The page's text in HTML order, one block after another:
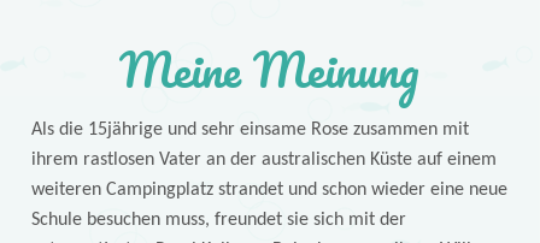
Meine Meinung
Als die 15jährige und sehr einsame Rose zusammen mit
ihrem rastlosen Vater an der australischen Küste auf einem
weiteren Campingplatz strandet und schon wieder eine neue
Schule besuchen muss, freundet sie sich mit der